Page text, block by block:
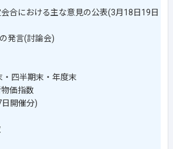
合における主な意見の公表(3月18日19日
発言(討論会)
・四半期末・年度末
価指数
開催分)